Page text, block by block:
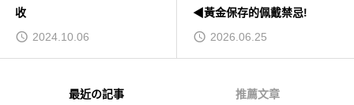
收
2024.10.06
◀黃金保存的佩戴禁忌!
2026.06.25
最近の記事 推薦文章